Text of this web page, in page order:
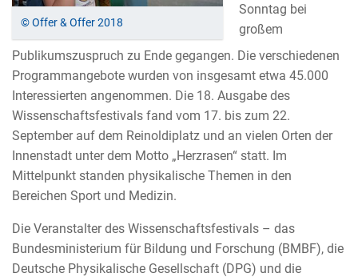
© Offer & Offer 2018
Sonntag bei
großem
Publikumszuspruch zu Ende gegangen. Die verschiedenen
Programmangebote wurden von insgesamt etwa 45.000
Interessierten angenommen. Die 18. Ausgabe des
Wissenschaftsfestivals fand vom 17. bis zum 22.
September auf dem Reinoldiplatz und an vielen Orten der
Innenstadt unter dem Motto „Herzrasen“ statt. Im
Mittelpunkt standen physikalische Themen in den
Bereichen Sport und Medizin.
Die Veranstalter des Wissenschaftsfestivals – das
Bundesministerium für Bildung und Forschung (BMBF), die
Deutsche Physikalische Gesellschaft (DPG) und die